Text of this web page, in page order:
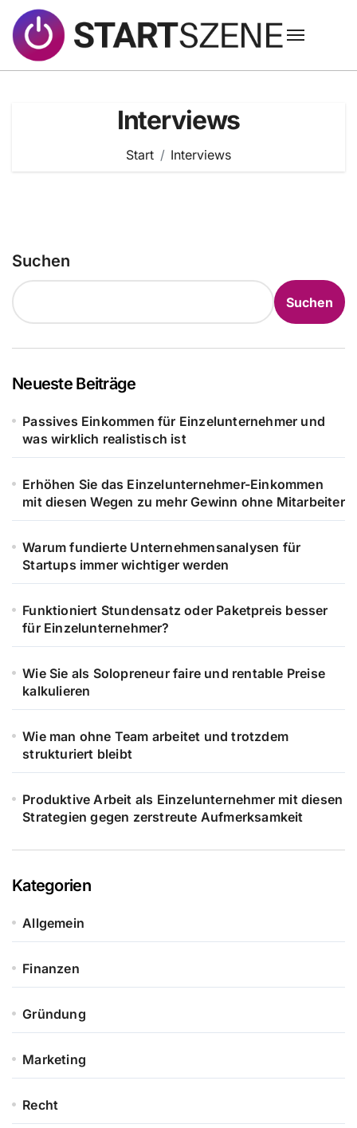
Inhalt
springen
Interviews
Start Interviews
Suchen
Suchen
Neueste Beiträge
Passives Einkommen für Einzelunternehmer und
was wirklich realistisch ist
Erhöhen Sie das Einzelunternehmer-Einkommen
mit diesen Wegen zu mehr Gewinn ohne Mitarbeiter
Warum fundierte Unternehmensanalysen für
Startups immer wichtiger werden
Funktioniert Stundensatz oder Paketpreis besser
für Einzelunternehmer?
Wie Sie als Solopreneur faire und rentable Preise
kalkulieren
Wie man ohne Team arbeitet und trotzdem
strukturiert bleibt
Produktive Arbeit als Einzelunternehmer mit diesen
Strategien gegen zerstreute Aufmerksamkeit
Kategorien
Allgemein
Finanzen
Gründung
Marketing
Recht